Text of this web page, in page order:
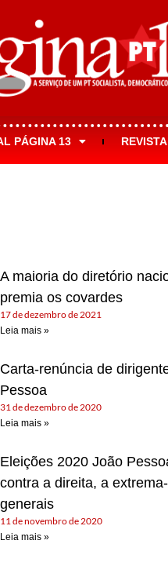
PÁGINA 13
A maioria do diretório
premia os covardes
17 de dezembro de 2021
Leia mais »
Carta-renúncia de
Pessoa
31 de dezembro de 2020
Leia mais »
Eleições 2020 João
contra a direita, a
generais
11 de novembro de 2020
Leia mais »